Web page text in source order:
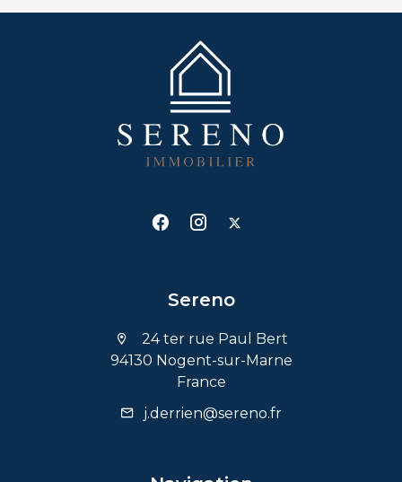
Sereno
24 ter rue Paul Bert
94130 Nogent-sur-Marne
France
j.derrien@sereno.fr